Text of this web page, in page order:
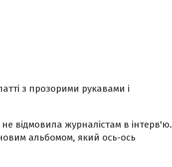
з прозорими рукавами і
відмовила журналістам в інтерв'ю.
альбомом, який ось-ось